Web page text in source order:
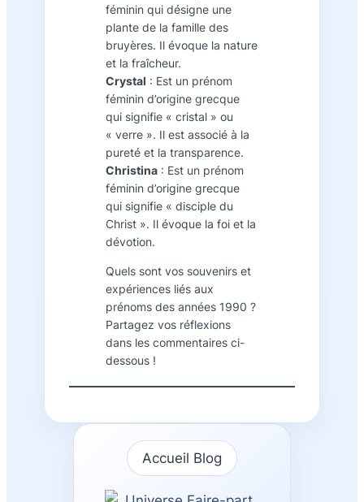
féminin qui désigne une
plante de la famille des
bruyères. Il évoque la nature
et la fraîcheur.
Crystal : Est un prénom
féminin d’origine grecque
qui signifie « cristal » ou
« verre ». Il est associé à la
pureté et la transparence.
Christina: Est un prénom
féminin d’origine grecque
qui signifie « disciple du
Christ ». Il évoque la foi et la
dévotion.
Quels sont vos souvenirs et
expériences liés aux
prénoms des années 1990 ?
Partagez vos réflexions
dans les commentaires ci-
dessous !
Accueil Blog